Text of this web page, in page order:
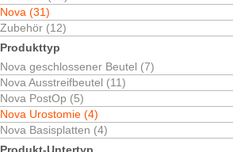
Nova (31)
Zubehör (12)
Produkttyp
Nova geschlossener Beutel (7)
Nova Ausstreifbeutel (11)
Nova PostOp (5)
Nova Urostomie (4)
Nova Basisplatten (4)
Ihre Auswahl hat2Ergebnisse ergeben
Sortieren nach: